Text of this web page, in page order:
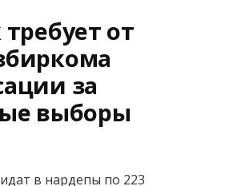
от
за
выборы
в нардепы по 223